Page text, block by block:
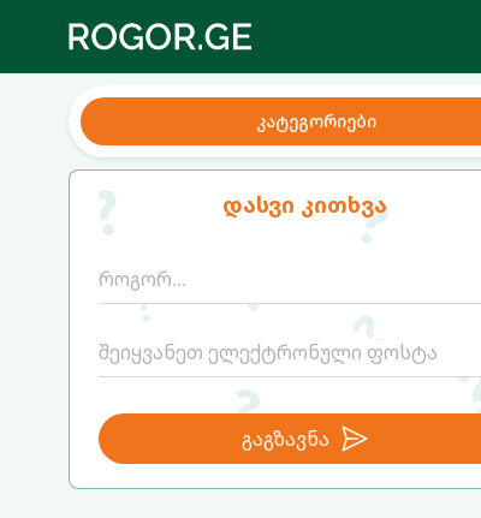
კატეგორიები
დასვი კითხვა
გაგზავნა